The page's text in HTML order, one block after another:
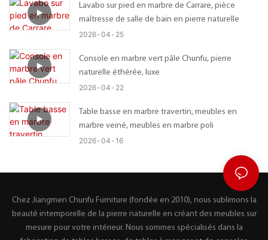
Lavabo sur pied en marbre de Carrare, pièce
maîtresse de salle de bain en pierre naturelle
2026 04 25
Console en marbre vert pâle Chunfu, pierre
naturelle éthérée, luxe
2026 04 22
Table basse en marbre travertin, meubles en
marbre veiné, meubles en marbre poli
2026 04 16
Chez Jiangmen Chunfu Furniture (fondée en 2010), nous sublimons la
beauté intemporelle de la pierre naturelle en créant des meubles sur
mesure pour votre intérieur. Nous sommes spécialisés dans la